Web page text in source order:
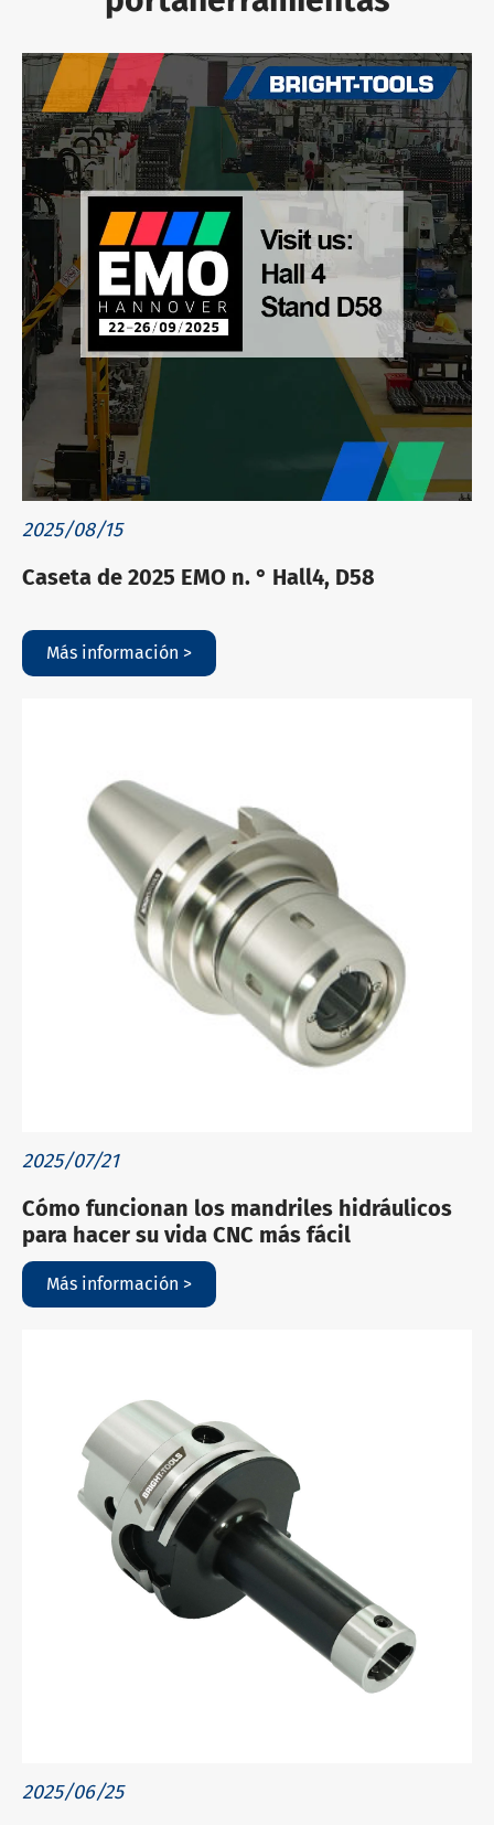
2025/08/15
Caseta de 2025 EMO n. ° Hall4, D58
Más información >
2025/07/21
Cómo funcionan los mandriles hidráulicos
para hacer su vida CNC más fácil
Más información >
2025/06/25